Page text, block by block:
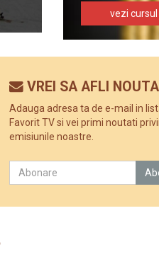
vezi
VREI SA AFLI
Adauga adresa ta de e-mail in
Favorit TV si vei primi noutati
emisiunile noastre.